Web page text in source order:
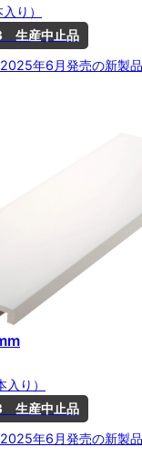
り）
生産中止品
年6月発売の新製
り）
生産中止品
年6月発売の新製